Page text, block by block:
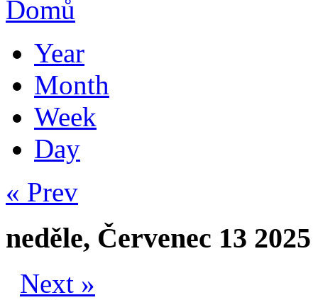
Domů
Year
Month
Week
Day
« Prev
neděle, Červenec 13 2025
Next »